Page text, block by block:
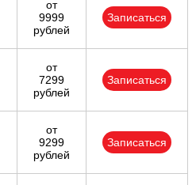
от
9999
рублей
Записаться
от
7299
рублей
Записаться
от
9299
рублей
Записаться